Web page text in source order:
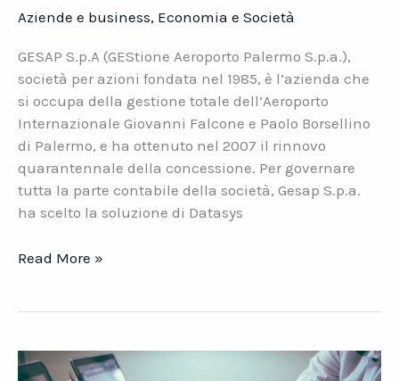
Aziende e business, Economia e Società
GESAP S.p.A (GEStione Aeroporto Palermo S.p.a.),
società per azioni fondata nel 1985, è l’azienda che
si occupa della gestione totale dell’Aeroporto
Internazionale Giovanni Falcone e Paolo Borsellino
di Palermo, e ha ottenuto nel 2007 il rinnovo
quarantennale della concessione. Per governare
tutta la parte contabile della società, Gesap S.p.a.
ha scelto la soluzione di Datasys
L’Aeroporto
Datasys
Read More »